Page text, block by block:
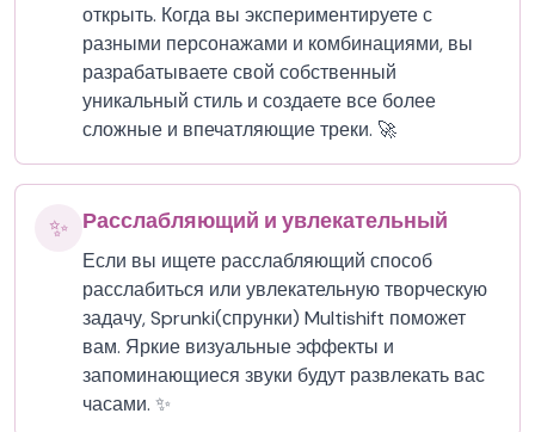
открыть. Когда вы экспериментируете с
разными персонажами и комбинациями, вы
разрабатываете свой собственный
уникальный стиль и создаете все более
сложные и впечатляющие треки. 🚀
✨ Расслабляющий и увлекательный
Если вы ищете расслабляющий способ
расслабиться или увлекательную творческую
задачу, Sprunki(спрунки) Multishift поможет
вам. Яркие визуальные эффекты и
запоминающиеся звуки будут развлекать вас
часами. ✨